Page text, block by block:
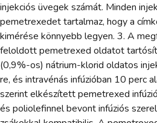
injekciós üvegek számát. Minden
pemetrexedet tartalmaz, hogy a
kimérése könnyebb legyen. 3. A
feloldott pemetrexed oldatot
(0,9%-os) nátrium-klorid oldatos
re, és intravénás infúzióban 10 perc
szerint elkészített pemetrexed
és poliolefinnel bevont infúziós